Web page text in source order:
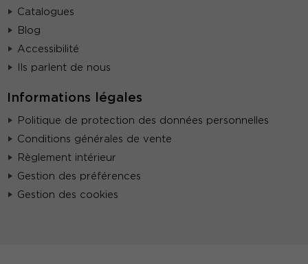
Catalogues
Blog
Accessibilité
Ils parlent de nous
Informations légales
Politique de protection des données personnelles
Conditions générales de vente
Règlement intérieur
Gestion des préférences
Gestion des cookies